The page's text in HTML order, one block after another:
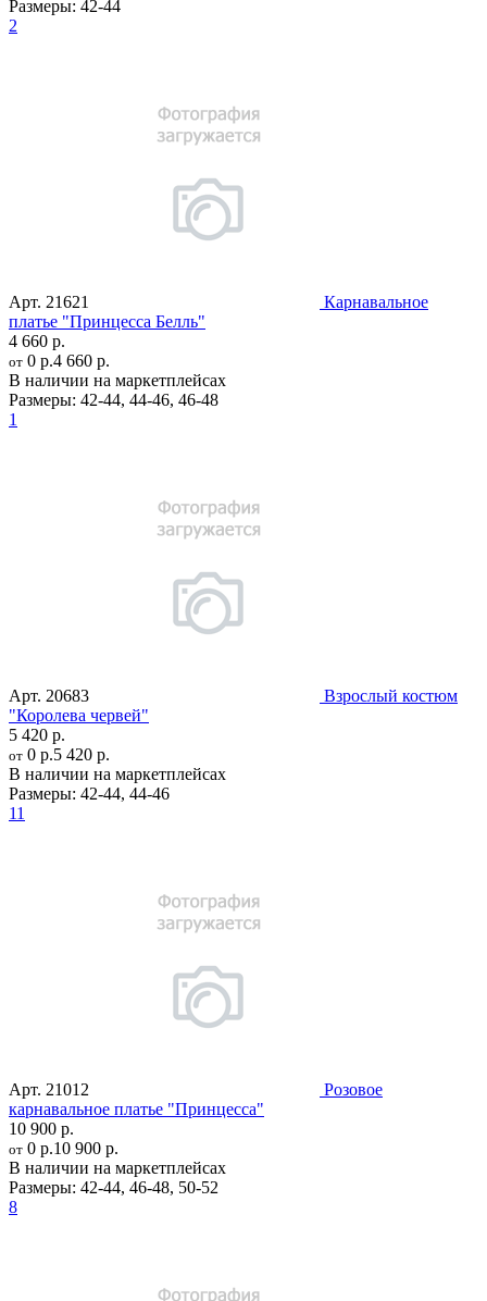
Размеры: 42-44
2
Арт. 21621
Карнавальное
платье "Принцесса Белль"
4 660 р.
от 0 р.4 660 р.
В наличии на маркетплейсах
Размеры: 42-44, 44-46, 46-48
1
Арт. 20683
Взрослый костюм
"Королева червей"
5 420 р.
от 0 р.5 420 р.
В наличии на маркетплейсах
Размеры: 42-44, 44-46
11
Арт. 21012
Розовое
карнавальное платье "Принцесса"
10 900 р.
от 0 р.10 900 р.
В наличии на маркетплейсах
Размеры: 42-44, 46-48, 50-52
8